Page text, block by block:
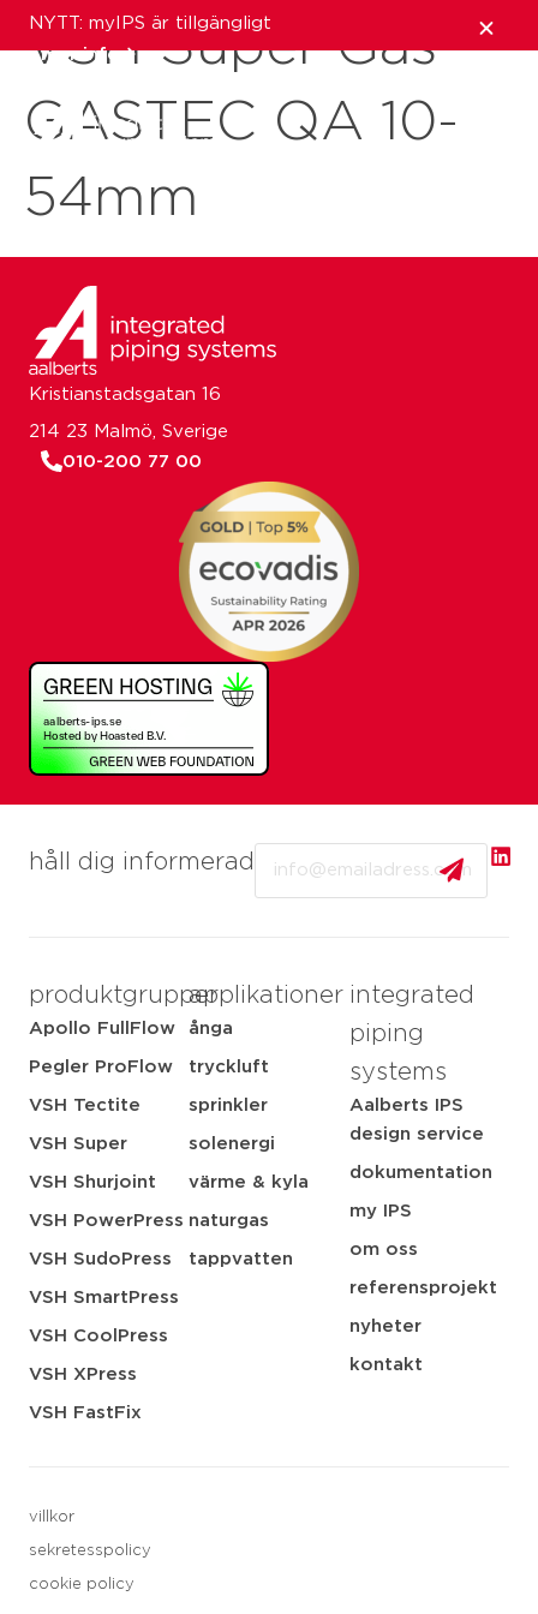
NYTT: myIPS är tillgängligt
mer info
stäng
VSH Super Gas
GASTEC QA 10-
54mm
håll dig informerad
produktgrupper
Apollo FullFlow
Pegler ProFlow
VSH Tectite
VSH Super
VSH Shurjoint
VSH PowerPress
VSH SudoPress
VSH SmartPress
VSH CoolPress
VSH XPress
VSH FastFix
applikationer
ånga
tryckluft
sprinkler
solenergi
värme & kyla
naturgas
tappvatten
integrated
piping
systems
Aalberts IPS
design service
dokumentation
my IPS
om oss
referensprojekt
nyheter
kontakt
villkor
sekretesspolicy
cookie policy
Kristianstadsgatan 16
214 23 Malmö, Sverige
010-200 77 00